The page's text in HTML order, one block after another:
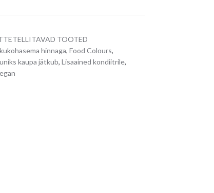
TOOTED
hinnaga, Food Colours,
kaupa jätkub, Lisaained kondiitrile,